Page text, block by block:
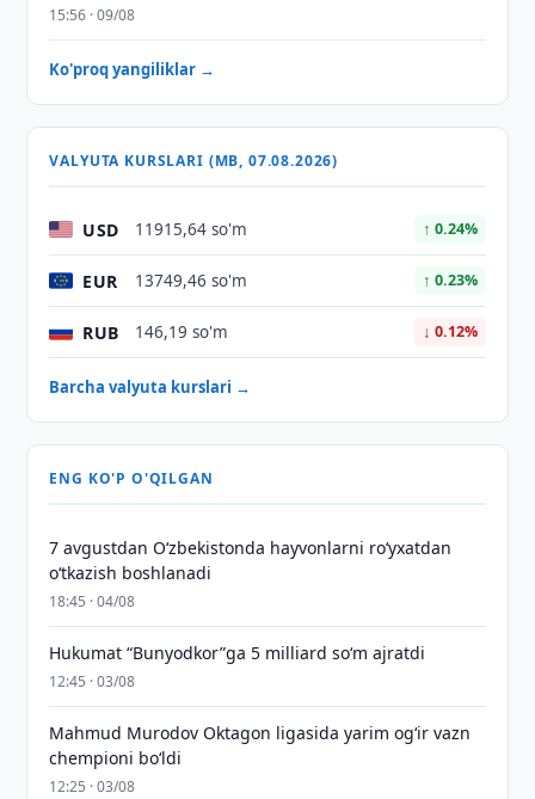
15:56 · 09/08
Ko'proq yangiliklar →
VALYUTA KURSLARI (MB, 07.08.2026)
USD 11915,64 so'm ↑ 0.24%
EUR 13749,46 so'm ↑ 0.23%
RUB 146,19 so'm ↓ 0.12%
Barcha valyuta kurslari →
ENG KO'P O'QILGAN
7 avgustdan O‘zbekistonda hayvonlarni ro‘yxatdan
o‘tkazish boshlanadi
18:45 · 04/08
Hukumat “Bunyodkor”ga 5 milliard so‘m ajratdi
12:45 · 03/08
Mahmud Murodov Oktagon ligasida yarim og‘ir vazn
chempioni bo‘ldi
12:25 · 03/08